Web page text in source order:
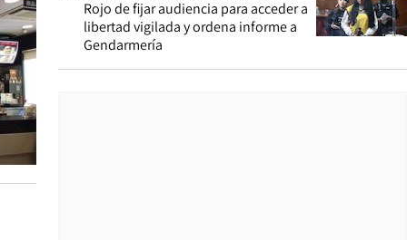
Rojo de fijar audiencia para acceder a
libertad vigilada y ordena informe a
Gendarmería